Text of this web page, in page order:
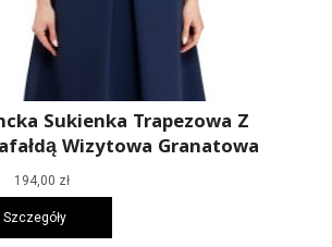
Sukienka Trapezowa Z
Wizytowa Granatowa
Pierwotna
cena
wynosiła:
289,00 zł.
194,00 złAktualna
cena
194,00 zł.
Szczegóły